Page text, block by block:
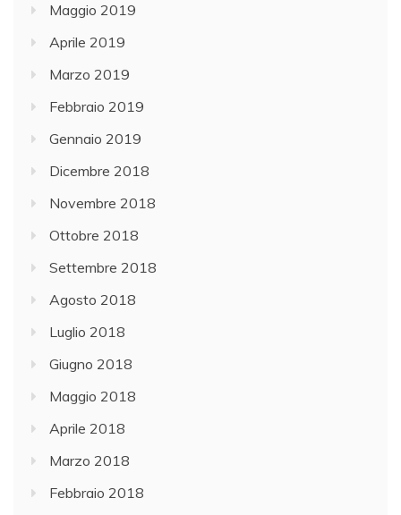
Maggio 2019
Aprile 2019
Marzo 2019
Febbraio 2019
Gennaio 2019
Dicembre 2018
Novembre 2018
Ottobre 2018
Settembre 2018
Agosto 2018
Luglio 2018
Giugno 2018
Maggio 2018
Aprile 2018
Marzo 2018
Febbraio 2018